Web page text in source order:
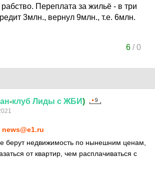
рабство. Переплата за жильё - в три
3млн., вернул 9млн., т.е. 6млн.
6/0
-клуб Лиды с ЖБИ)
news@e1.ru
берут недвижимость по нынешним ценам,
от квартир, чем расплачиваться с